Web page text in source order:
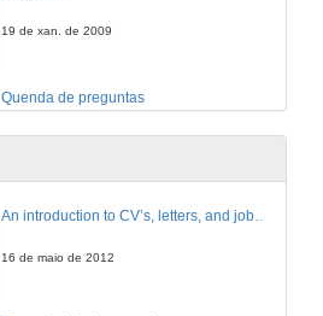
19 de xan. de 2009
Quenda de preguntas
19 de xan. de 2009
An introduction to CV’s, letters, and job searching
16 de maio de 2012